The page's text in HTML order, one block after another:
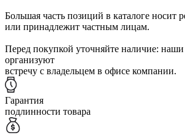
Большая часть позиций в каталоге носит
или принадлежит частным лицам.
Перед покупкой уточняйте наличие: наши
организуют
встречу с владельцем в офисе компании.
Гарантия
подлинности товара